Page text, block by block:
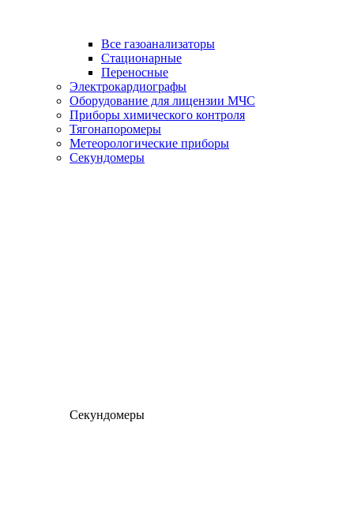
Все газоанализаторы
Cтационарные
Переносные
Электрокардиографы
Оборудование для лицензии МЧС
Приборы химического контроля
Тягонапоромеры
Метеорологические приборы
Секундомеры
Секундомеры